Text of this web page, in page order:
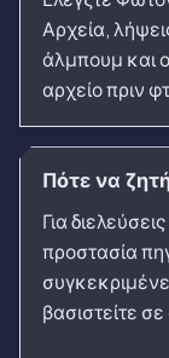
Αρχεία,
άλμπουμ και
αρχείο πριν
Πότε να
Για
προστασία
βασιστείτε